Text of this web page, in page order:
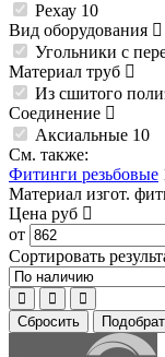
Рехау 10
Вид оборудования
Угольники с
Материал труб
Из сшитого
Соединение
Аксиальные 10
См. также:
Фитинги резьбовые
Материал изгот.
Цена руб
от
Сортировать
Сбросить